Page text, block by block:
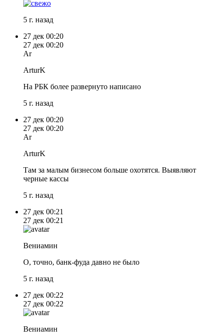
5 г. назад
27 дек 00:20
27 дек 00:20
Ar
ArturK
На РБК более развернуто написано
5 г. назад
27 дек 00:20
27 дек 00:20
Ar
ArturK
Там за малым бизнесом больше охотятся. Выявляют
черные кассы
5 г. назад
27 дек 00:21
27 дек 00:21
Вениамин
О, точно, банк-фуда давно не было
5 г. назад
27 дек 00:22
27 дек 00:22
Вениамин